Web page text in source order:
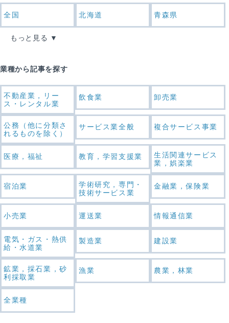
全国 北海道 青森県
もっと見る
業種から記事を探す
不動産業，リー
ス・レンタル業
飲食業 卸売業
公務（他に分類さ
れるものを除く）
サービス業全般 複合サービス事業
医療，福祉 教育，学習支援業
生活関連サービス
業，娯楽業
宿泊業
学術研究，専門・
技術サービス業
金融業，保険業
小売業 運送業 情報通信業
電気・ガス・熱供
給・水道業
製造業 建設業
鉱業，採石業，砂
利採取業
漁業 農業，林業
全業種